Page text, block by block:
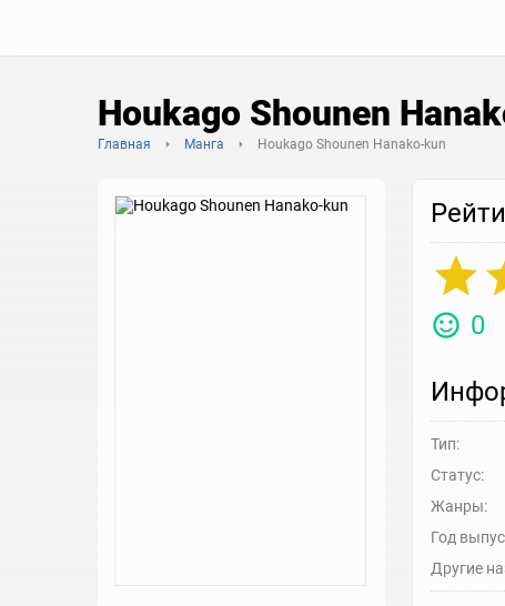
Houkago Shounen
Главная Манга Houkago Shounen Hanako-kun
0
Тип:
Статус:
Жанры:
Год
Другие